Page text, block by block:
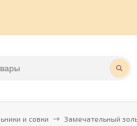
и совки Замечательный